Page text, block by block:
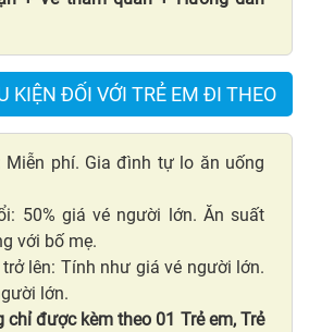
KIỆN ĐỐI VỚI TRẺ EM ĐI THEO
Miễn phí. Gia đình tự lo ăn uống
50% giá vé người lớn. Ăn suất
với bố mẹ.
lên: Tính như giá vé người lớn.
lớn.
chỉ được kèm theo 01 Trẻ em, Trẻ